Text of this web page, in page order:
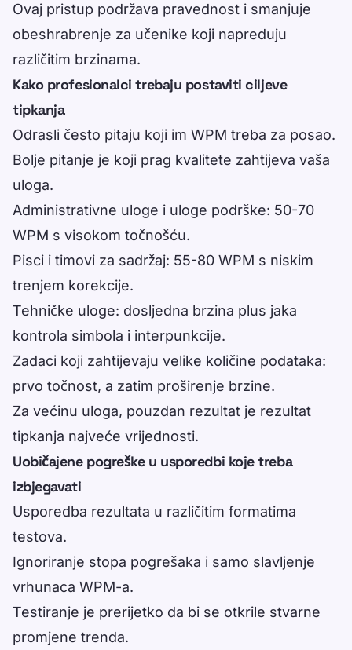
Ovaj pristup podržava pravednost i smanjuje
obeshrabrenje za učenike koji napreduju
različitim brzinama.
Kako profesionalci trebaju postaviti ciljeve
tipkanja
Odrasli često pitaju koji im WPM treba za posao.
Bolje pitanje je koji prag kvalitete zahtijeva vaša
uloga.
Administrativne uloge i uloge podrške: 50-70
WPM s visokom točnošću.
Pisci i timovi za sadržaj: 55-80 WPM s niskim
trenjem korekcije.
Tehničke uloge: dosljedna brzina plus jaka
kontrola simbola i interpunkcije.
Zadaci koji zahtijevaju velike količine podataka:
prvo točnost, a zatim proširenje brzine.
Za većinu uloga, pouzdan rezultat je rezultat
tipkanja najveće vrijednosti.
Uobičajene pogreške u usporedbi koje treba
izbjegavati
Usporedba rezultata u različitim formatima
testova.
Ignoriranje stopa pogrešaka i samo slavljenje
vrhunaca WPM-a.
Testiranje je prerijetko da bi se otkrile stvarne
promjene trenda.